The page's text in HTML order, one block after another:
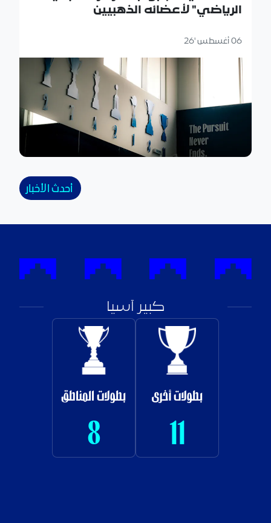
الرياضي" لأعضائه الذهبيين
06 أغسطس '26
أحدث الأخبار
كبير آسيا
بطولات أخرى
11
بطولات المناطق
8